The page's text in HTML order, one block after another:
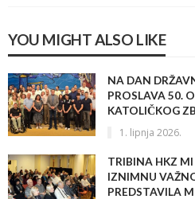
YOU MIGHT ALSO LIKE
NA DAN
PROSLAVA 50.
KATOLIČKOG
1. lipnja 2026.
TRIBINA HKZ
IZNIMNU
PREDSTAVILA